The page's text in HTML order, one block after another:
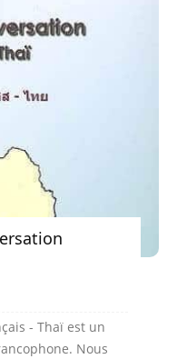
- Thaï est un
Nous